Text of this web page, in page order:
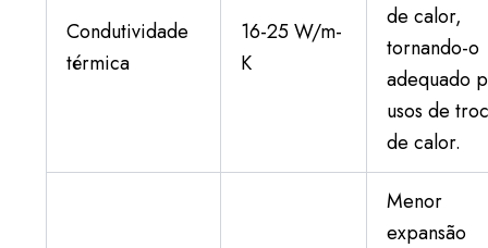
Condutividade
térmica
16-25 W/m-
K
de calor,
tornando-o
adequado
usos de
de calor.
Menor
expansão